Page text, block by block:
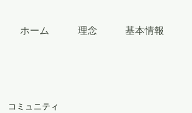
ホーム 理念 基本情報
コミュニティ